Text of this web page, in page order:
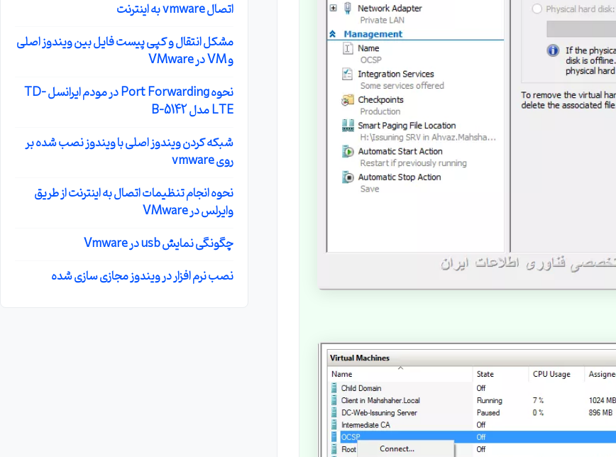
اتصال vmware به اینترنت
مشکل انتقال و کپی پیست فایل بین ویندوز اصلی
و VM در VMware
نحوه Port Forwarding در مودم ایرانسل TD-
LTE مدل B-5142
شبکه کردن ویندوز اصلی با ویندوز نصب شده بر
روی vmware
نحوه انجام تنظیمات اتصال به اینترنت از طریق
وایرلس در VMware
چگونگی نمایش usb در Vmware
نصب نرم افزار در ویندوز مجازی سازی شده